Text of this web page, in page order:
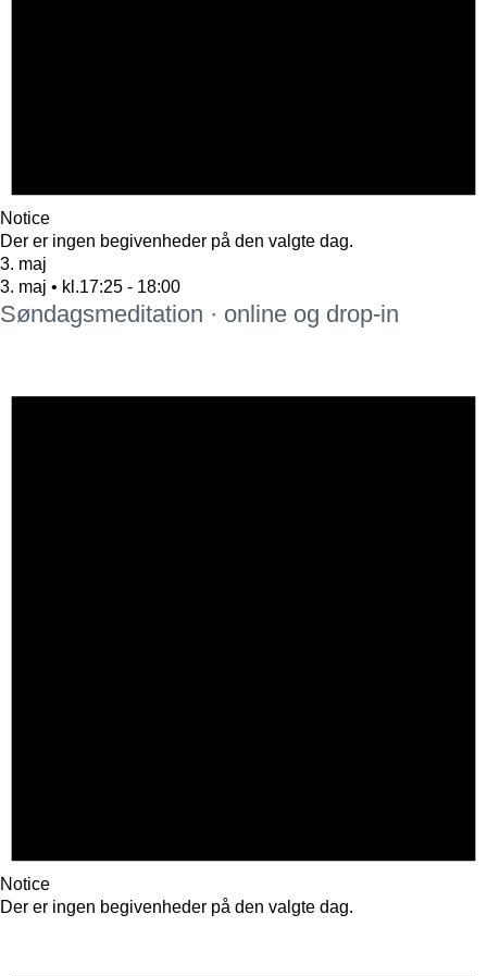
Notice
Der er ingen begivenheder på den valgte dag.
3. maj
3. maj • kl.17:25 - 18:00
Søndagsmeditation · online og drop-in
Notice
Der er ingen begivenheder på den valgte dag.